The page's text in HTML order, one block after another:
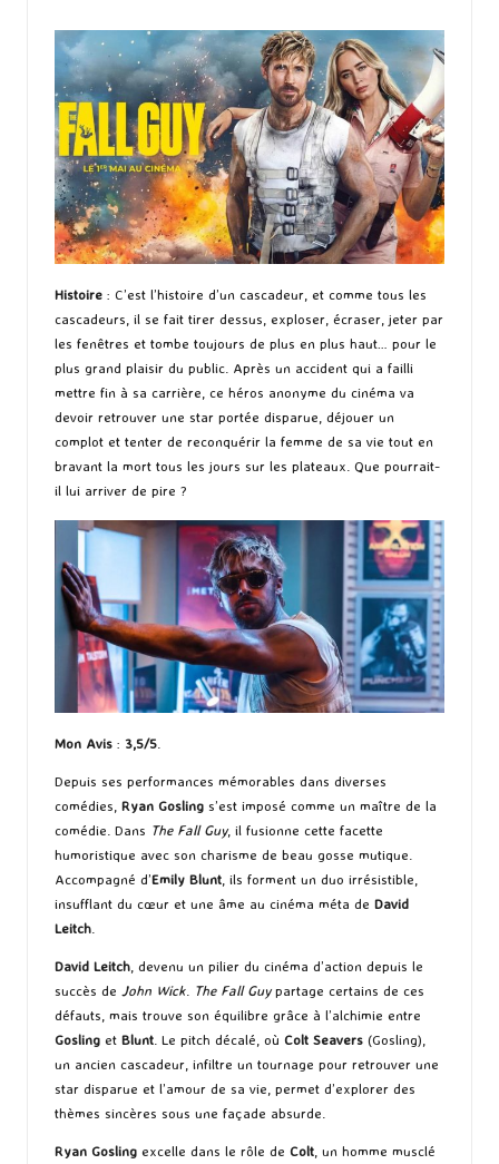
Histoire : C’est l’histoire d’un cascadeur, et comme tous les
cascadeurs, il se fait tirer dessus, exploser, écraser, jeter par
les fenêtres et tombe toujours de plus en plus haut… pour le
plus grand plaisir du public. Après un accident qui a failli
mettre fin à sa carrière, ce héros anonyme du cinéma va
devoir retrouver une star portée disparue, déjouer un
complot et tenter de reconquérir la femme de sa vie tout en
bravant la mort tous les jours sur les plateaux. Que pourrait-
il lui arriver de pire ?
Mon Avis : 3,5/5
Depuis ses performances mémorables dans diverses
comédies, Ryan Gosling s’est imposé comme un maître de la
comédie. Dans The Fall Guy, il fusionne cette facette
humoristique avec son charisme de beau gosse mutique.
Accompagné d’Emily Blunt , ils forment un duo irrésistible,
insufflant du cœur et une âme au cinéma méta de David
Leitch
David Leitch , devenu un pilier du cinéma d’action depuis le
succès de John Wick The Fall Guypartage certains de ces
défauts, mais trouve son équilibre grâce à l’alchimie entre
Gosling et Blunt . Le pitch décalé, où Colt Seavers (Gosling),
un ancien cascadeur, infiltre un tournage pour retrouver une
star disparue et l’amour de sa vie, permet d’explorer des
thèmes sincères sous une façade absurde.
Ryan Gosling excelle dans le rôle de Colt , un homme musclé